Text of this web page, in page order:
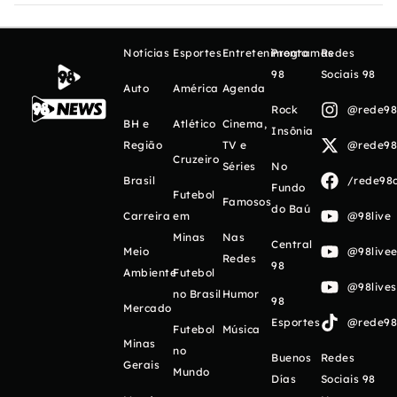
Notícias
Auto
BH e
Região
Brasil
Carreira
Meio
Ambiente
Mercado
Minas
Gerais
Esportes
América
Atlético
Cruzeiro
Futebol
em
Minas
Futebol
no Brasil
Futebol
no
Mundo
Entretenimento
Agenda
Cinema,
TV e
Séries
Famosos
Nas
Redes
Humor
Música
Programas
98
Rock
Insônia
No
Fundo
do Baú
Central
98
98
Esportes
Buenos
Días
Redes
Sociais 98
/
@98live
Redes
Sociais 98